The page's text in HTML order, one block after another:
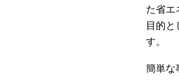
た省エ
目的
す。
簡単な